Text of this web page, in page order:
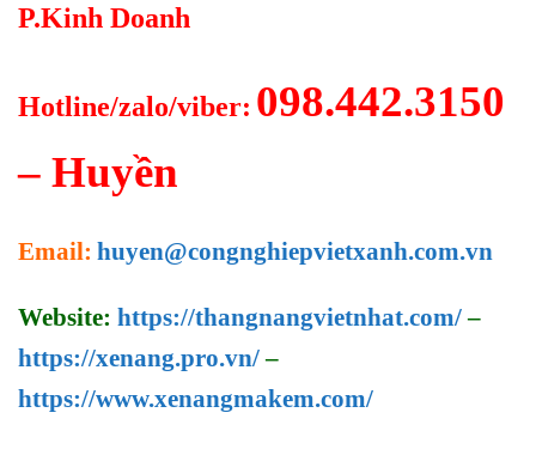
P.Kinh Doanh
Hotline/zalo/viber: 098.442.3150
– Huyền
Email: huyen@congnghiepvietxanh.com.vn
Website: https://thangnangvietnhat.com/–
https://xenang.pro.vn/–
https://www.xenangmakem.com/